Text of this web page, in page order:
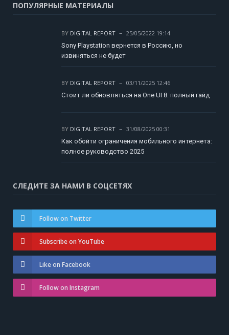
ПОПУЛЯРНЫЕ МАТЕРИАЛЫ
BY DIGITAL REPORT
25/05/2022 19:14
Sony Playstation вернется в Россию, но
извиняться не будет
BY DIGITAL REPORT
03/11/2025 12:46
Стоит ли обновляться на One UI 8: полный гайд
BY DIGITAL REPORT
31/08/2025 00:31
Как обойти ограничения мобильного интернета:
полное руководство 2025
СЛЕДИТЕ ЗА НАМИ В СОЦСЕТЯХ
Follow on Twitter
Subscribe on YouTube
Like on Facebook
Follow on Instagram